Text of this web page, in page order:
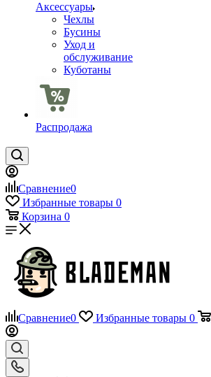
Аксессуары
Чехлы
Бусины
Уход и
обслуживание
Куботаны
Распродажа
Сравнение0
Избранные товары 0
Корзина 0
Сравнение0 Избранные товары 0